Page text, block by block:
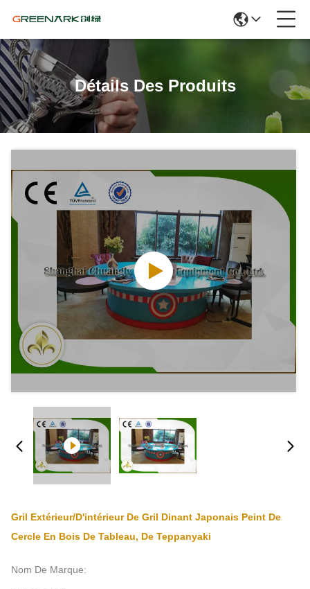
Détails Des Produits
Gril Extérieur/d'intérieur De Gril Dinant Japonais Peint De
Cercle En Bois De Tableau, De Teppanyaki
Nom De Marque: